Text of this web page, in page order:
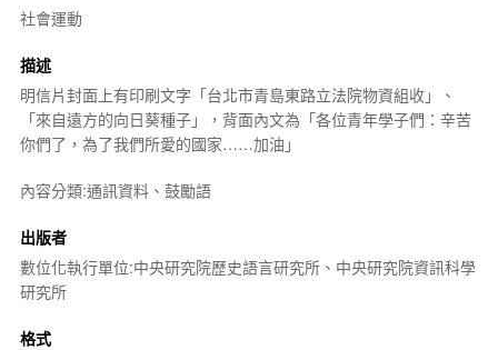
社會運動
描述
明信片封面上有印刷文字「台北市青島東路立法院物資組收」、
「來自遠方的向日葵種子」，背面內文為「各位青年學子們：辛苦
你們了，為了我們所愛的國家……加油」
內容分類:通訊資料、鼓勵語
出版者
數位化執行單位:中央研究院歷史語言研究所、中央研究院資訊科學
研究所
格式